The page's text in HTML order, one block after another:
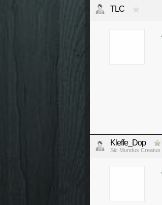
TLC
Kleffe_Dop
Sic Mundus Creatus